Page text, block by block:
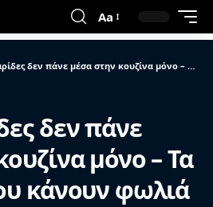
Aa
δεν πάνε μέσα στην κουζίνα μόνο – Τα 5 σημεία που κάνουν φωλιά
δεν πάνε
μόνο – Τα
κάνουν φωλιά